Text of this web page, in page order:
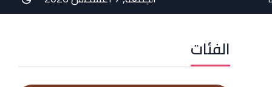
الفئات